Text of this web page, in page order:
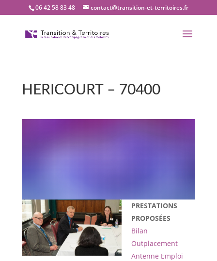
06 42 58 83 48 contact@transition-et-territoires.fr
HERICOURT – 70400
bureau Transition et
PRESTATIONS
PROPOSÉES
Bilan
Outplacement
Antenne Emploi